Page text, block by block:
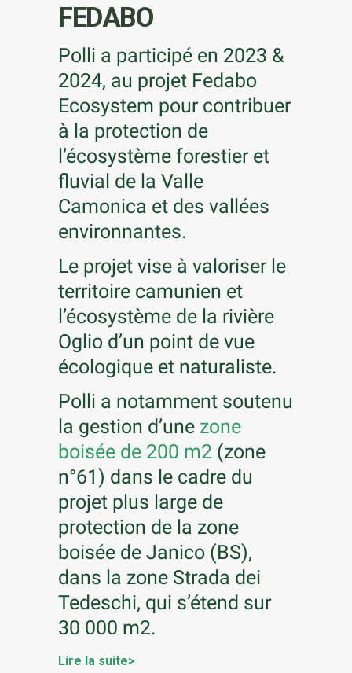
FEDABO
Polli a participé en 2023 &
2024, au projet Fedabo
Ecosystem pour contribuer
à la protection de
l’écosystème forestier et
fluvial de la Valle
Camonica et des vallées
environnantes.
Le projet vise à valoriser le
territoire camunien et
l’écosystème de la rivière
Oglio d’un point de vue
écologique et naturaliste.
Polli a notamment soutenu
la gestion d’une zone
boisée de 200 m2 (zone
n°61) dans le cadre du
projet plus large de
protection de la zone
boisée de Janico (BS),
dans la zone Strada dei
Tedeschi, qui s’étend sur
30 000 m2.
Lire la suite>